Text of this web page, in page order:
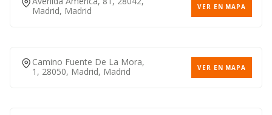
Madrid, Madrid
VER EN MAPA
Camino Fuente De La Mora,
1, 28050, Madrid, Madrid
VER EN MAPA